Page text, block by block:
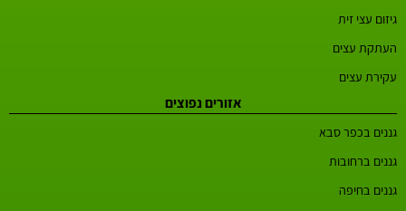
גיזום עצי זית
העתקת עצים
עקירת עצים
אזורים נפוצים
גננים בכפר סבא
גננים ברחובות
גננים בחיפה